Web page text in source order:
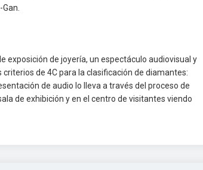
exposición de joyería, un espectáculo audiovisual y
de 4C para la clasificación de diamantes:
de audio lo lleva a través del proceso de
de exhibición y en el centro de visitantes viendo